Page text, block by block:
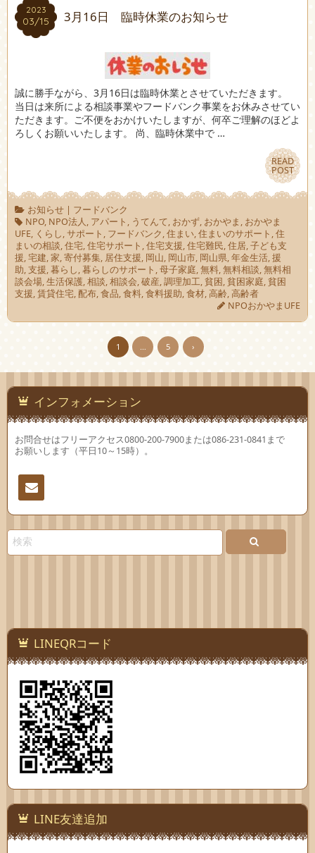
2023
03/15
2023
03/15 3月16日 臨時休業のお知らせ
誠に勝手ながら、3月16日は臨時休業とさせていただきます。
当日は来所による相談事業やフードバンク事業をお休みさせてい
ただきます。ご不便をおかけいたしますが、何卒ご理解のほどよ
ろしくお願いいたします。 尚、臨時休業中で …
READ
POST
READ
POST
お知らせ| フードバンク
NPO, NPO法人, アパート , うてんて, おかず, おかやま , おかやま
UFE, くらし,サポート , フードバンク,住まい,住まいのサポート ,住
まいの相談,住宅,住宅サポート ,住宅支援,住宅難民,住居,子ども支
援,宅建,家,寄付募集,居住支援, 岡山, 岡山市, 岡山県,年金生活,援
助,支援,暮らし,暮らしのサポート ,母子家庭,無料,無料相談,無料相
談会場,生活保護,相談,相談会,破産,調理加工,貧困,貧困家庭,貧困
支援,賃貸住宅,配布,食品,食料,食料援助,食材,高齢,高齢者
NPOおかやまUFE
1 … 5 ›
インフォメーション
お問合せはフリーアクセス0800-200-7900または086-231-0841まで
お願いします（平日10～15時）。
連絡
先
LINEQRコード
LINE友達追加